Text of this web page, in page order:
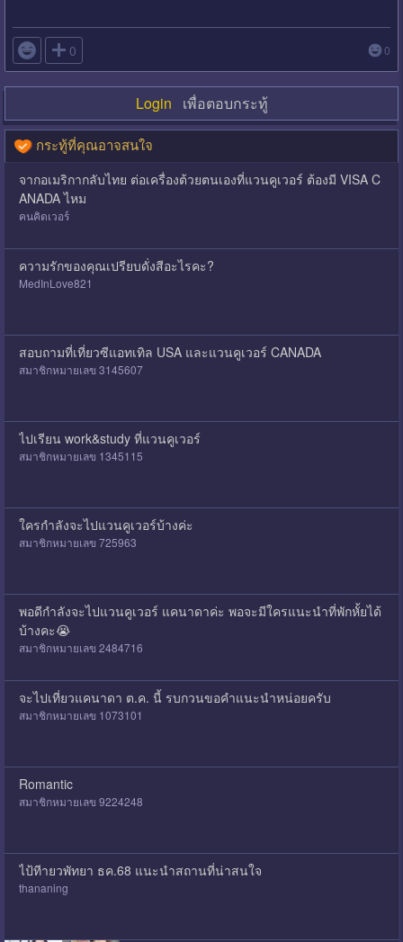
 0 0
Login เพื่อตอบกระทู้
กระทู้ที่คุณอาจสนใจ
จากอเมริกากลับไทย ต่อเครื่องต้วยตนเองที่แวนคูเวอร์ ต้องมี VISA C
ANADA ไหม
คนคิดเวอร์
ความรักของคุณเปรียบดั่งสีอะไรคะ?
MedInLove821
สอบถามที่เที่ยวซีแอทเทิล USA และแวนคูเวอร์ CANADA
สมาชิกหมายเลข 3145607
ไปเรียน work&study ที่แวนคูเวอร์
สมาชิกหมายเลข 1345115
ใครกำลังจะไปแวนคูเวอร์บ้างค่ะ
สมาชิกหมายเลข 725963
พอดีกำลังจะไปแวนคูเวอร์ แคนาดาค่ะ พอจะมีใครแนะนำที่พักหั้ยได้
บ้างคะ😭
สมาชิกหมายเลข 2484716
จะไปเที่ยวแคนาดา ต.ค. นี้ รบกวนขอคำแนะนำหน่อยครับ
สมาชิกหมายเลข 1073101
Romantic
สมาชิกหมายเลข 9224248
ไป้ทีายวพัทยา ธค.68 แนะนำสถานที่น่าสนใจ
thananing